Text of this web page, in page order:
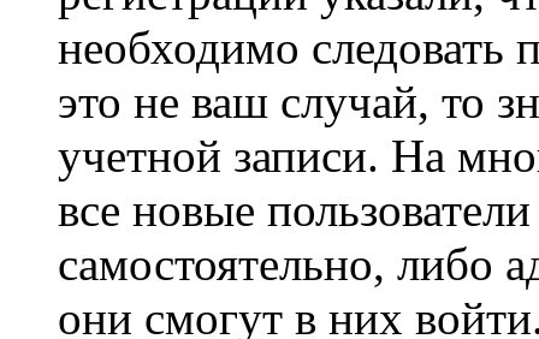
необходимо
это не ваш случай, то
учетной записи. На
все новые
самостоятельно, либо
они смогут в них